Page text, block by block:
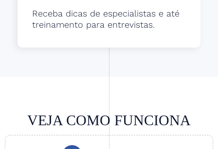
Receba dicas de especialistas e até
treinamento para entrevistas.
VEJA COMO FUNCIONA